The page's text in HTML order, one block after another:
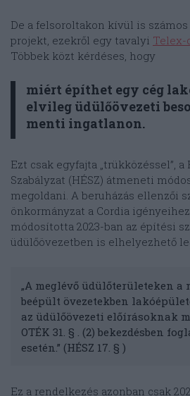
De a felsoroltakon kívül is
projekt, ezekről egy tavalyi Telex-
Többek közt kérdéses, hogy
miért építhet egy cég
elvileg üdülőövezeti
menti ingatlanon.
Ezt csak egyfajta „trükközéssel”,
Szabályzat (HÉSZ) átmeneti
megoldani. A beruházás ellenzői
önkormányzat a Cordia
módosította 2023-ban az építési
üdülőövezetben is elhelyezhető
„A meglévő üdülőterületeken a
beépült övezetekben
az üdülőövezeti előírásoknak
OTÉK 31. § . (2) bekezdésben
esetén.” (HÉSZ 17. § )
Ez a rendelkezés azonban csak